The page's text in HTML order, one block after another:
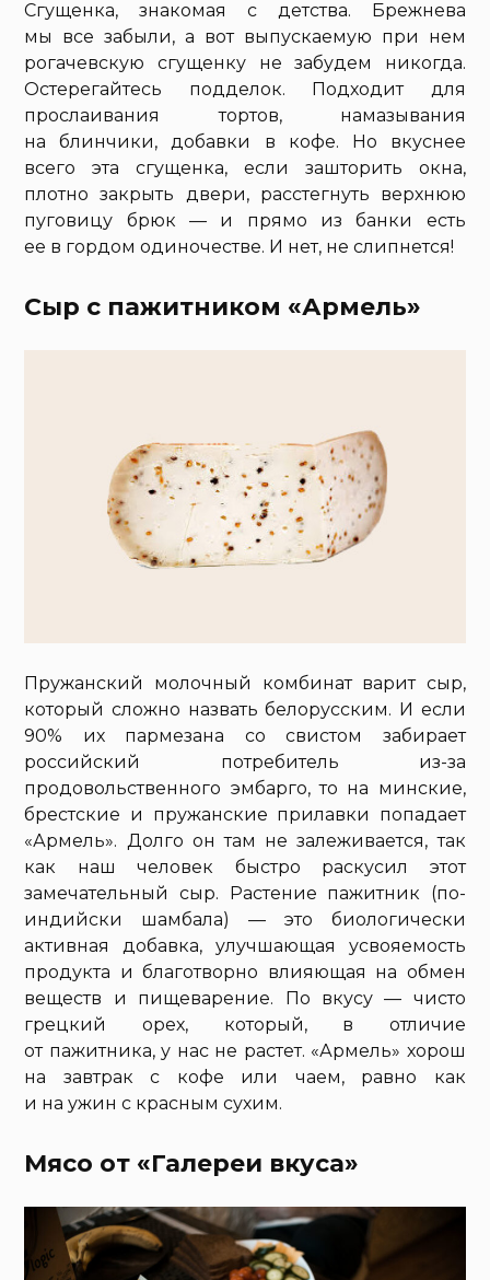
Сгущенка, знакомая с детства. Брежнева
мы все забыли, а вот выпускаемую при нем
рогачевскую сгущенку не забудем никогда.
Остерегайтесь подделок. Подходит для
прослаивания тортов, намазывания
на блинчики, добавки в кофе. Но вкуснее
всего эта сгущенка, если зашторить окна,
плотно закрыть двери, расстегнуть верхнюю
пуговицу брюк — и прямо из банки есть
ее в гордом одиночестве. И нет, не слипнется!
Сыр с пажитником «Армель»
Пружанский молочный комбинат варит сыр,
который сложно назвать белорусским. И если
90% их пармезана со свистом забирает
российский потребитель из-за
продовольственного эмбарго, то на минские,
брестские и пружанские прилавки попадает
«Армель». Долго он там не залеживается, так
как наш человек быстро раскусил этот
замечательный сыр. Растение пажитник (по-
индийски шамбала) — это биологически
активная добавка, улучшающая усвояемость
продукта и благотворно влияющая на обмен
веществ и пищеварение. По вкусу — чисто
грецкий орех, который, в отличие
от пажитника, у нас не растет. «Армель» хорош
на завтрак с кофе или чаем, равно как
и на ужин с красным сухим.
Мясо от «Галереи вкуса»